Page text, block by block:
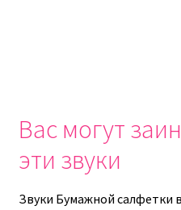
Вас могут
эти звуки
Звуки Бумажной салфетки